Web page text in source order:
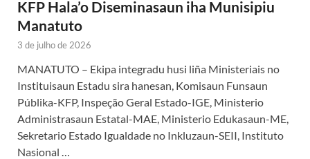
KFP Hala’o Diseminasaun iha Munisipiu
Manatuto
3 de julho de 2026
MANATUTO – Ekipa integradu husi liña Ministeriais no
Instituisaun Estadu sira hanesan, Komisaun Funsaun
Públika-KFP, Inspeção Geral Estado-IGE, Ministerio
Administrasaun Estatal-MAE, Ministerio Edukasaun-ME,
Sekretario Estado Igualdade no Inkluzaun-SEII, Instituto
Nasional …